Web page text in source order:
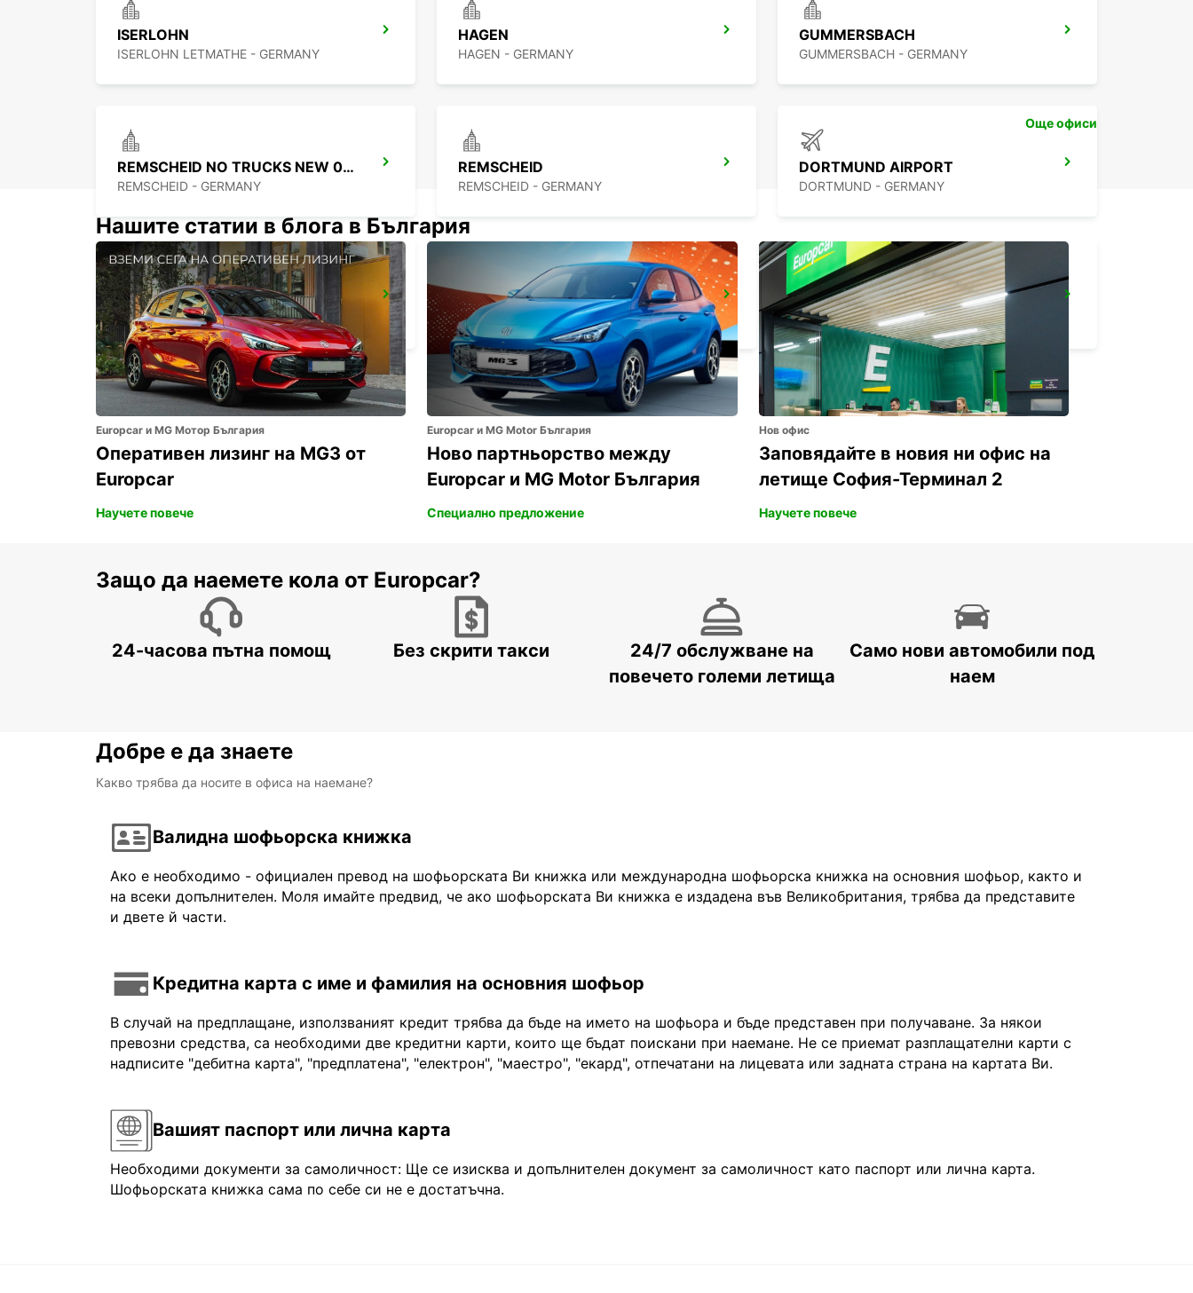
ISERLOHN
ISERLOHN LETMATHE - GERMANY
HAGEN
HAGEN - GERMANY
GUMMERSBACH
GUMMERSBACH - GERMANY
REMSCHEID NO TRUCKS NEW 01 09 26
REMSCHEID - GERMANY
REMSCHEID
REMSCHEID - GERMANY
DORTMUND AIRPORT
DORTMUND - GERMANY
WUPPERTAL
WUPPERTAL - GERMANY
WITTEN
WITTEN / RUHR - GERMANY
DORTMUND WAMBEL
DORTMUND - GERMANY
Още офиси
Нашите статии в блога в България
Europcar и MG Мотор България
Оперативен лизинг на MG3 от
Europcar
Научете повече
Europcar и MG Motor България
Ново партньорство между
Europcar и MG Motor България
Специално предложение
Нов офис
Заповядайте в новия ни офис на
летище София-Терминал 2
Научете повече
Защо да наемете кола от Europcar?
24-часова пътна помощ Без скрити такси
24/7 обслужване на
повечето големи летища
Само нови автомобили под
наем
Добре е да знаете
Какво трябва да носите в офиса на наемане?
Валидна шофьорска книжка
Ако е необходимо - официален превод на шофьорската Ви книжка или международна шофьорска книжка на основния шофьор, както и
на всеки допълнителен. Моля имайте предвид, че ако шофьорската Ви книжка е издадена във Великобритания, трябва да представите
и двете й части.
Кредитна карта с име и фамилия на основния шофьор
В случай на предплащане, използваният кредит трябва да бъде на името на шофьора и бъде представен при получаване. За някои
превозни средства, са необходими две кредитни карти, които ще бъдат поискани при наемане. Не се приемат разплащателни карти с
надписите "дебитна карта", "предплатена", "електрон", "маестро", "екард", отпечатани на лицевата или задната страна на картата Ви.
Вашият паспорт или лична карта
Необходими документи за самоличност: Ще се изисква и допълнителен документ за самоличност като паспорт или лична карта.
Шофьорската книжка сама по себе си не е достатъчна.